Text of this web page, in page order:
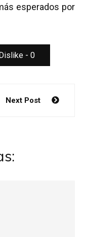
esperados por
- 0
Next Post